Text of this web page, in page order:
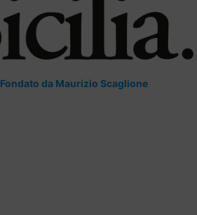
Fondato da Maurizio Scaglione